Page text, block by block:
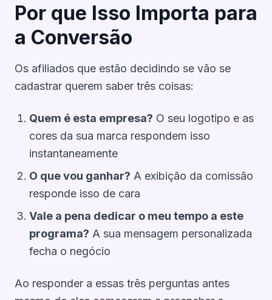
Por que Isso Importa para
a Conversão
Os afiliados que estão decidindo se vão se
cadastrar querem saber três coisas:
Quem é esta empresa? O seu logotipo e as
cores da sua marca respondem isso
instantaneamente
O que vou ganhar? A exibição da comissão
responde isso de cara
Vale a pena dedicar o meu tempo a este
programa? A sua mensagem personalizada
fecha o negócio
Ao responder a essas três perguntas antes